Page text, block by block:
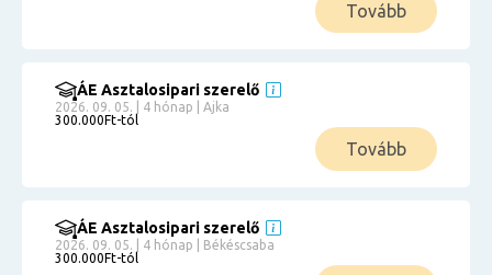
Tovább
ÁE Asztalosipari szerelő
2026. 09. 05. | 4 hónap | Ajka
300.000Ft-tól
Tovább
ÁE Asztalosipari szerelő
2026. 09. 05. | 4 hónap | Békéscsaba
300.000Ft-tól